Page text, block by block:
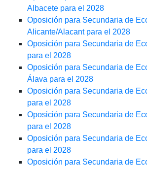
Albacete para el 2028
Oposición para Secundaria de
Alicante/Alacant para el 2028
Oposición para Secundaria de
para el 2028
Oposición para Secundaria de
Álava para el 2028
Oposición para Secundaria de
para el 2028
Oposición para Secundaria de
para el 2028
Oposición para Secundaria de
para el 2028
Oposición para Secundaria de